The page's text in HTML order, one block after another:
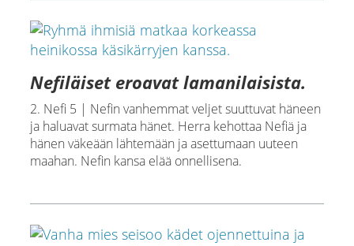
Nefiläiset eroavat lamanilaisista.
2. Nefi 5 | Nefin vanhemmat veljet suuttuvat häneen
ja haluavat surmata hänet. Herra kehottaa Nefiä ja
hänen väkeään lähtemään ja asettumaan uuteen
maahan. Nefin kansa elää onnellisena.